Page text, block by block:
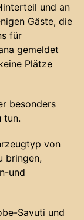
und an
Gäste, die
für
gemeldet
Plätze
besonders
tun.
von
bringen,
und
Savuti und